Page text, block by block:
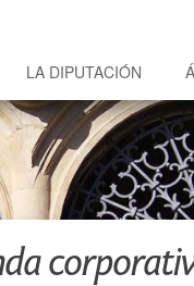
LA DIPUTACIÓN